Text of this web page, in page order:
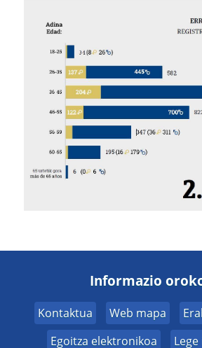
Informazio
Kontaktua Web mapa
Egoitza elektronikoa